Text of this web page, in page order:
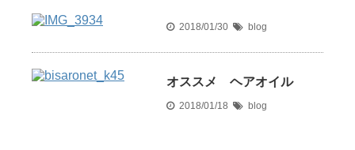
2018/01/30 blog
オススメ ヘアオイル
2018/01/18 blog